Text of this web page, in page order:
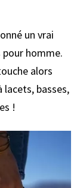
un vrai
pour homme.
alors
lacets, basses,
!